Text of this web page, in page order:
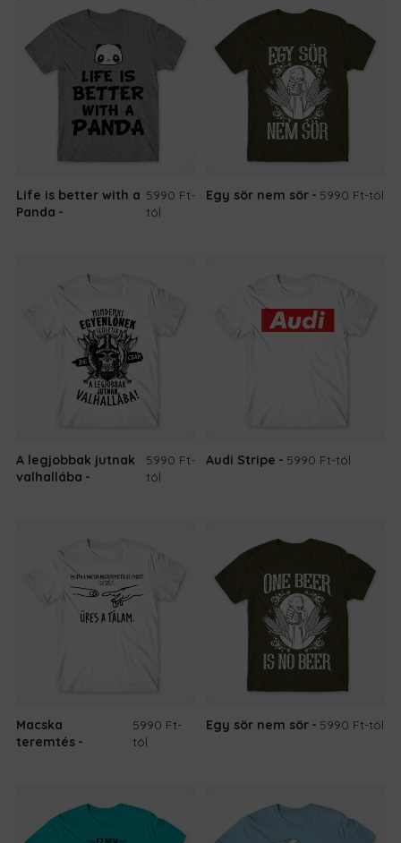
Life is better with a
Panda
5990 Ft-
tól
Egy sör nem sör 5990 Ft-tól
A legjobbak jutnak
valhallába
5990 Ft-
tól
Audi Stripe 5990 Ft-tól
Macska
teremtés
5990 Ft-
tól
Egy sör nem sör 5990 Ft-tól